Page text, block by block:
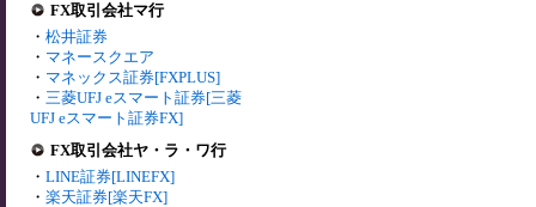
FX取引会社マ行
・ 松井証券
・ マネースクエア
・ マネックス証券[FXPLUS]
・ 三菱UFJ eスマート証券[三菱
UFJ eスマート証券FX]
FX取引会社ヤ・ラ・ワ行
・ LINE証券[LINEFX]
・ 楽天証券[楽天FX]